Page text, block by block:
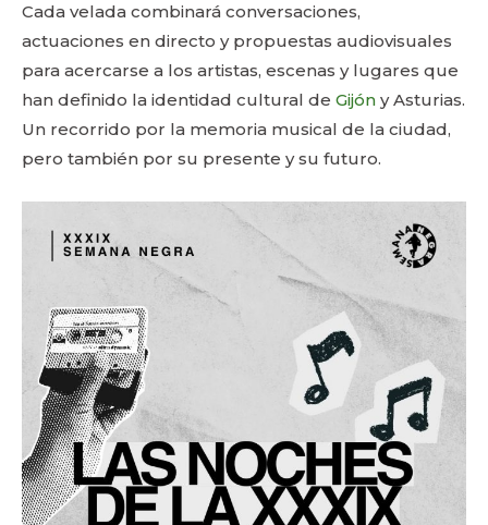
Cada velada combinará conversaciones,
actuaciones en directo y propuestas audiovisuales
para acercarse a los artistas, escenas y lugares que
han definido la identidad cultural de Gijón y Asturias.
Un recorrido por la memoria musical de la ciudad,
pero también por su presente y su futuro.